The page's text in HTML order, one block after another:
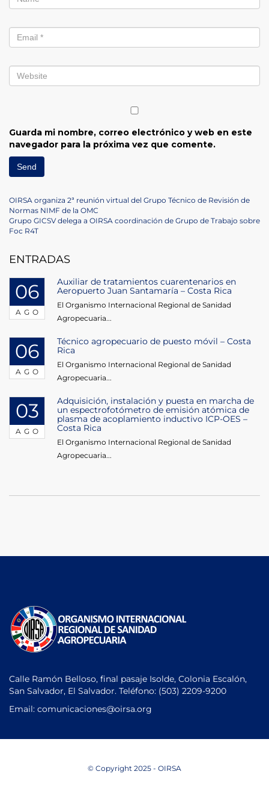
Guarda mi nombre, correo electrónico y web en este
navegador para la próxima vez que comente.
Navegación
de
Previous
Post
OIRSA organiza 2ª reunión virtual del Grupo Técnico de Revisión de
Normas NIMF de la OMC
Next
Post
Grupo GICSV delega a OIRSA coordinación de Grupo de Trabajo sobre
Foc R4T
ENTRADAS
06
AGO
Auxiliar de tratamientos cuarentenarios en
Aeropuerto Juan Santamaría – Costa Rica
El Organismo Internacional Regional de Sanidad
Agropecuaria...
06
AGO
Técnico agropecuario de puesto móvil – Costa
Rica
El Organismo Internacional Regional de Sanidad
Agropecuaria...
03
AGO
Adquisición, instalación y puesta en marcha de
un espectrofotómetro de emisión atómica de
plasma de acoplamiento inductivo ICP-OES –
Costa Rica
El Organismo Internacional Regional de Sanidad
Agropecuaria...
Calle Ramón Belloso, final pasaje Isolde, Colonia Escalón,
San Salvador, El Salvador. Teléfono: (503) 2209-9200
Email: comunicaciones@oirsa.org
© Copyright 2025 - OIRSA